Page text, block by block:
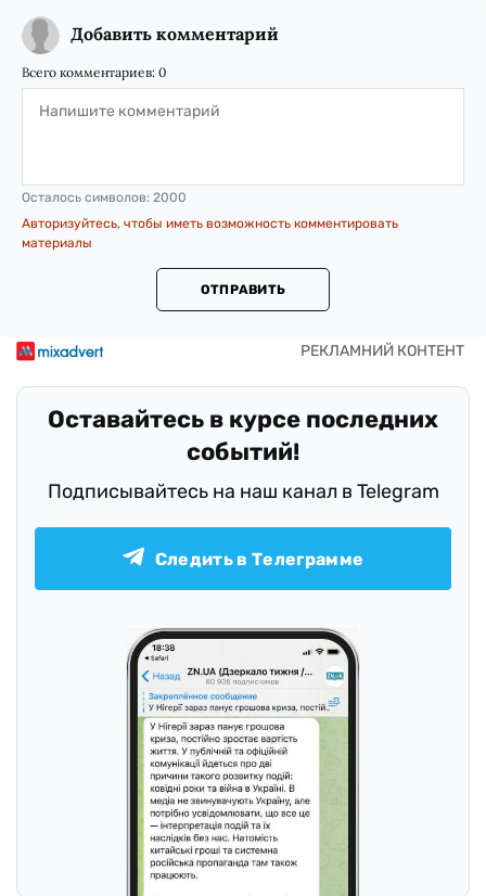
Добавить комментарий
Всего комментариев: 0
Осталось символов: 2000
Авторизуйтесь, чтобы иметь возможность комментировать
материалы
ОТПРАВИТЬ
Оставайтесь в курсе последних
событий!
Подписывайтесь на наш канал в Telegram
Следить в Телеграмме